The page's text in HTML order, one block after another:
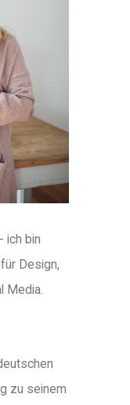
ich bin
Design,
Media.
zu seinem